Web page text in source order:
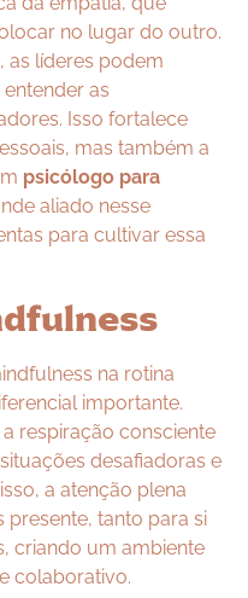
no lugar do outro.
as líderes podem
as
Isso fortalece
mas também a
psicólogo para
aliado nesse
para cultivar essa
na rotina
importante.
respiração consciente
desafiadoras e
a atenção plena
presente, tanto para si
criando um ambiente
colaborativo.